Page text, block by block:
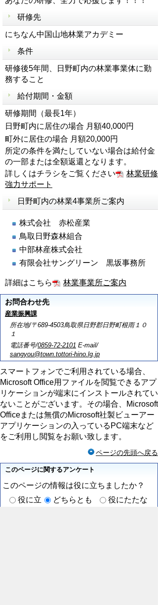
研修先
にちなん中国山地林業アカデミー
条件
研修後5年間、日野町内の林業事業体に勤
務すること
給付期間・金額
研修期間（最長1年）
日野町内に居住の場合 月額40,000円
町外に居住の場合 月額20,000円
所定の条件を満たしていない場合は給付金
の一部または全額返還となります。
詳しくはチラシをご覧ください
林業研修
強力サポート
日野町内の林業4事業所ご案内
株式会社 赤松産業
鳥取日野森林組合
中部林産株式会社
有限会社サングリーン 黒坂事務所
詳細はこちら 林業事業所ご案内
お問合わせ先
産業振興課
所在地/〒689-4503鳥取県日野郡日野町根雨１０
１
電話番号/0859-72-2101 E-mail/
sangyou@town.tottori-hino.lg.jp
スマートフォンでご利用されている場合、
Microsoft Office用ファイルを閲覧できるアプ
リケーションが端末にインストールされてい
ないことがございます。その場合、Microsoft
Officeまたは無償のMicrosoft社製ビューアー
アプリケーションの入っているPC端末など
をご利用し閲覧をお願い致します。
ページの先頭へ戻る
このページに関するアンケート
このページの情報は役に立ちましたか？
役に立
どちらとも
役にたたな